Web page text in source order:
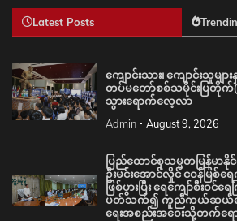
ဖြစ်ပွားပြီး ရေကျော်စီးဝင်ရ
ပတ်သက်၍ ကူညီကယ်ဆယ်ရေ
အမျိုးသားစည်းလုံးညီညွတ်ရေးနှ
ပါတီ(SSPP)တို့ တွေ့ဆုံဆွေးနွေ
နိုင်ငံတော်သမ္မတ ဦးမင်းအ
မြန်မာအဆင့်မြင့်ကိုယ်စား
မြန်မာနိုင်ငံသို့ပြန်လည်ရောက်